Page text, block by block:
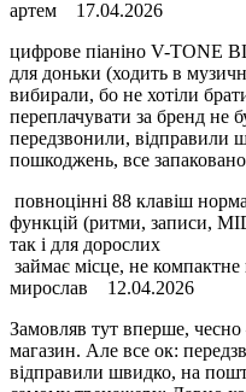
артем
17.04.2026
цифрове піаніно V-TONE
для доньки (ходить в
вибирали, бо не хотіли
переплачувати за бренд не
передзвонили, відправили
пошкоджень, все
повноцінні 88 клавіш
функцій (ритми, записи,
так і для дорослих
займає місце, не
мирослав
12.04.2026
Замовляв тут вперше,
магазин. Але все ок:
відправили швидко, на